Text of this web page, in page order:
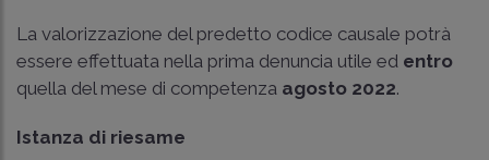
La valorizzazione del predetto codice causale potrà
essere effettuata nella prima denuncia utile ed entro
quella del mese di competenza agosto 2022.
Istanza di riesame